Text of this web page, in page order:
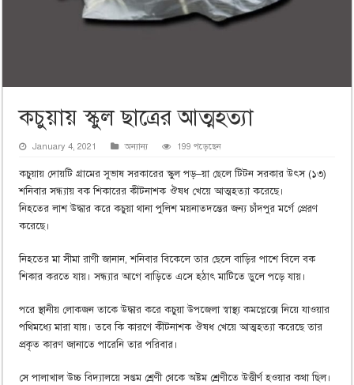
কচুয়ায় স্কুল ছাত্রের আত্মহত্যা
January 4, 2021 অন্যান্য 199 পড়েছেন
কচুয়ায় দোয়টি গ্রামের সুভাষ সরকারের স্কুল পড়–য়া ছেলে টিটন সরকার উৎস (১৩)
শনিবার সন্ধ্যায় বক শিকারের কীটনাশক ঔষধ খেয়ে আত্মহত্যা করেছে।
নিহতের লাশ উদ্ধার করে কচুয়া থানা পুলিশ ময়নাতদন্তের জন্য চাঁদপুর মর্গে প্রেরণ
করেছে।
নিহতের মা সীমা রাণী জানান, শনিবার বিকেলে তার ছেলে বাড়ির পাশে বিলে বক
শিকার করতে যায়। সন্ধ্যার আগে বাড়িতে এসে হঠাৎ মাটিতে ডুলে পড়ে যায়।
পরে স্থানীয় লোকজন তাকে উদ্ধার করে কচুয়া উপজেলা স্বাস্থ্য কমপ্লেক্সে নিয়ে যাওয়ার
পথিমধ্যে মারা যায়। তবে কি কারণে কীটনাশক ঔষধ খেয়ে আত্মহত্যা করেছে তার
প্রকৃত কারণ জানাতে পারেনি তার পরিবার।
সে পালাখাল উচ্চ বিদ্যালয়ে সপ্তম শ্রেণী থেকে অষ্টম শ্রেণীতে উত্তীর্ণ হওয়ার কথা ছিল।